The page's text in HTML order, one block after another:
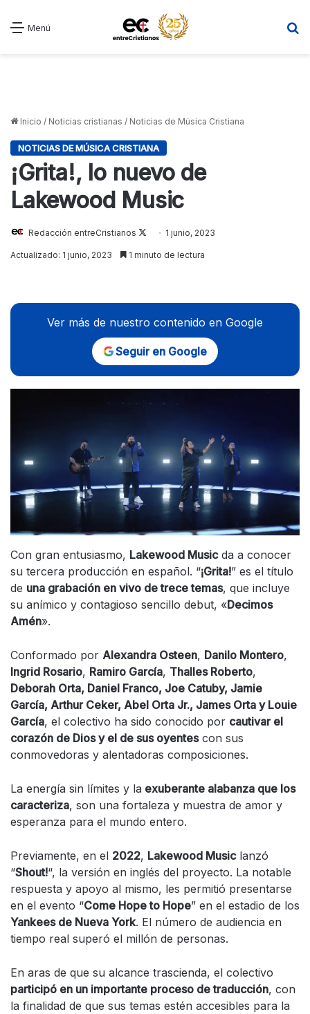
Menú
Inicio / Noticias cristianas / Noticias de Música Cristiana
NOTICIAS DE MÚSICA CRISTIANA
¡Grita!, lo nuevo de
Lakewood Music
Redacción entreCristianos
Follow1 junio, 2023
Actualizado: 1 junio, 2023 1 minuto de lectura
Ver más de nuestro contenido en Google
Seguir en Google
Con gran entusiasmo, Lakewood Musicda a conocer
su tercera producción en español. “¡Grita!” es el título
de una grabación en vivo de trece temas, que incluye
su anímico y contagioso sencillo debut, «Decimos
Amén».
Conformado por Alexandra Osteen, Danilo Montero,
Ingrid Rosario, Ramiro García, Thalles Roberto,
Deborah Orta, Daniel Franco, Joe Catuby, Jamie
García, Arthur Ceker, Abel Orta Jr., James Orta y Louie
García, el colectivo ha sido conocido por cautivar el
corazón de Dios y el de sus oyentescon sus
conmovedoras y alentadoras composiciones.
La energía sin límites y la exuberante alabanza que los
caracteriza, son una fortaleza y muestra de amor y
esperanza para el mundo entero.
Previamente, en el 2022, Lakewood Musiclanzó
“Shout!“, la versión en inglés del proyecto. La notable
respuesta y apoyo al mismo, les permitió presentarse
en el evento “Come Hope to Hope” en el estadio de los
Yankees de Nueva York. El número de audiencia en
tiempo real superó el millón de personas.
En aras de que su alcance trascienda, el colectivo
participó en un importante proceso de traducción, con
la finalidad de que sus temas estén accesibles para la